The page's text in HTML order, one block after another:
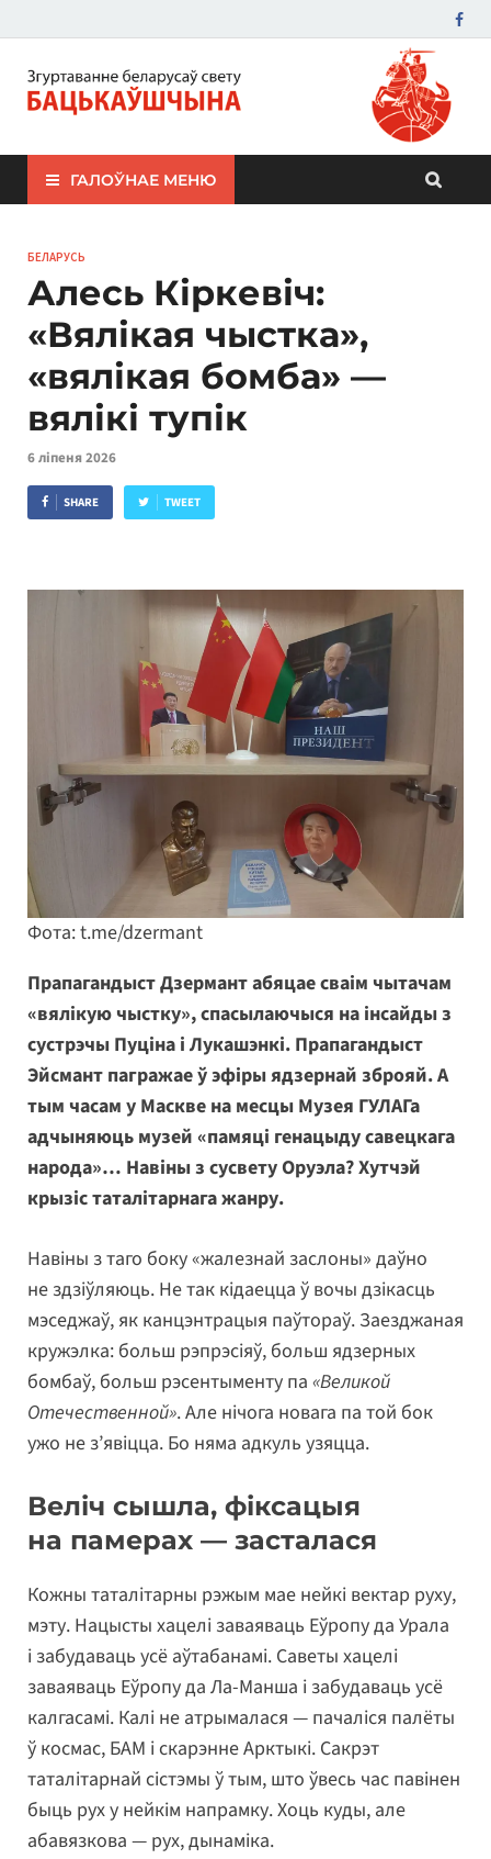
ЗБС "Бацькаўшчына"
ГАЛОЎНАЕ МЕНЮ
БЕЛАРУСЬ
Алесь Кіркевіч:
«Вялікая чыстка»,
«вялікая бомба» —
вялікі тупік
6 ліпеня 2026
SHARE TWEET
Фота: t.me/dzermant
Прапагандыст Дзермант абяцае сваім чытачам
«вялікую чыстку», спасылаючыся на інсайды з
сустрэчы Пуціна і Лукашэнкі. Прапагандыст
Эйсмант пагражае ў эфіры ядзернай зброяй. А
тым часам у Маскве на месцы Музея ГУЛАГа
адчыняюць музей «памяці генацыду савецкага
народа»… Навіны з сусвету Оруэла? Хутчэй
крызіс таталітарнага жанру.
Навіны з таго боку «жалезнай заслоны» даўно
не здзіўляюць. Не так кідаецца ў вочы дзікасць
мэседжаў, як канцэнтрацыя паўтораў. Заезджаная
кружэлка: больш рэпрэсіяў, больш ядзерных
бомбаў, больш рэсентыменту па «Великой
Отечественной». Але нічога новага па той бок
ужо не з’явіцца. Бо няма адкуль узяцца.
Веліч сышла, фіксацыя
на памерах — засталася
Кожны таталітарны рэжым мае нейкі вектар руху,
мэту. Нацысты хацелі заваяваць Еўропу да Урала
і забудаваць усё аўтабанамі. Саветы хацелі
заваяваць Еўропу да Ла-Манша і забудаваць усё
калгасамі. Калі не атрымалася — пачаліся палёты
ў космас, БАМ і скарэнне Арктыкі. Сакрэт
таталітарнай сістэмы ў тым, што ўвесь час павінен
быць рух у нейкім напрамку. Хоць куды, але
абавязкова — рух, дынаміка.